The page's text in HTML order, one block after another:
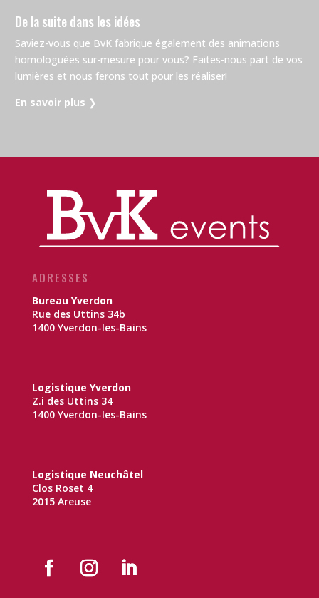
De la suite dans les idées
Saviez-vous que BvK fabrique également des animations
homologuées sur-mesure pour vous? Faites-nous part de vos
lumières et nous ferons tout pour les réaliser!
En savoir plus ❯
ADRESSES
Bureau Yverdon
Rue des Uttins 34b
1400 Yverdon-les-Bains
Logistique Yverdon
Z.i des Uttins 34
1400 Yverdon-les-Bains
Logistique Neuchâtel
Clos Roset 4
2015 Areuse